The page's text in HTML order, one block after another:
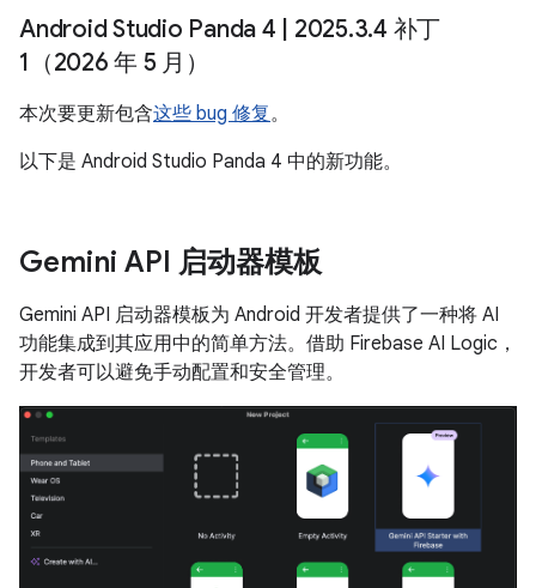
Android Studio Panda 4 2025.3.4 补丁
1（2026 年 5 月）
本次要更新包含这些 bug 修复。
以下是 Android Studio Panda 4 中的新功能。
Gemini API 启动器模板
Gemini API 启动器模板为 Android 开发者提供了一种将 AI
功能集成到其应用中的简单方法。借助 Firebase AI Logic，
开发者可以避免手动配置和安全管理。